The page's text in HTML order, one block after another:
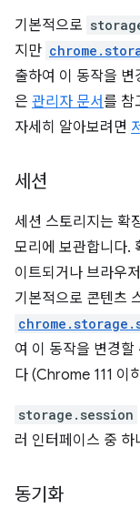
기본적으로
지만
출하여 이 동작을
은 관리자 문서를 참
자세히 알아보려면
세션
세션 스토리지는 확
모리에 보관합니다.
이트되거나 브라우
기본적으로 콘텐츠
여 이 동작을 변경
다 (Chrome 111 이
storage.session
러 인터페이스 중 하
동기화